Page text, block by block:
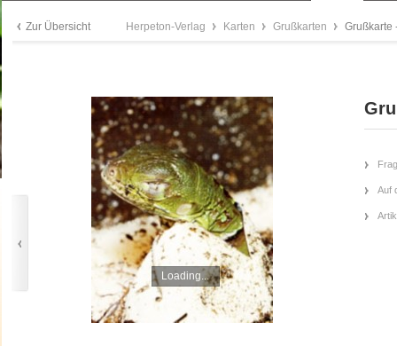
Zur Übersicht Herpeton-Verlag Karten Grußkarten Grußkarte
Loading...
Auf